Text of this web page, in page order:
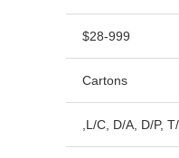
$28-999
Cartons
L/C, D/A, D/P,